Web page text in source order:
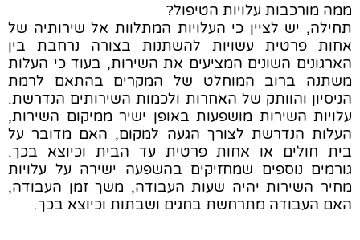
ממה מורכבות עלויות הטיפול?
תחילה, יש לציין כי העלויות המתלוות אל שירותיה של
אחות פרטית עשויות להשתנות בצורה נרחבת בין
הארגונים השונים המציעים את השירות, בעוד כי העלות
משתנה ברוב המוחלט של המקרים בהתאם לרמת
הניסיון והוותק של האחרות ולכמות השירותים הנדרשת.
עלויות השירות מושפעות באופן ישיר ממיקום השירות,
העלות הנדרשת לצורך הגעה למקום, האם מדובר על
בית חולים או אחות פרטית עד הבית וכיוצא בכך.
גורמים נוספים שמחזיקים בהשפעה ישירה על עלויות
מחיר השירות יהיה שעות העבודה, משך זמן העבודה,
האם העבודה מתרחשת בחגים ושבתות וכיוצא בכך.